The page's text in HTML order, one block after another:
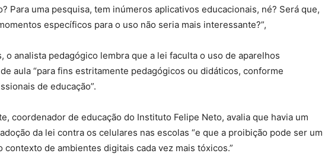
Para uma pesquisa, tem inúmeros aplicativos educacionais, né? Será que,
específicos para o uso não seria mais interessante?”,
o analista pedagógico lembra que a lei faculta o uso de aparelhos
aula “para fins estritamente pedagógicos ou didáticos, conforme
de educação”.
coordenador de educação do Instituto Felipe Neto, avalia que havia um
da lei contra os celulares nas escolas “e que a proibição pode ser um
contexto de ambientes digitais cada vez mais tóxicos.”